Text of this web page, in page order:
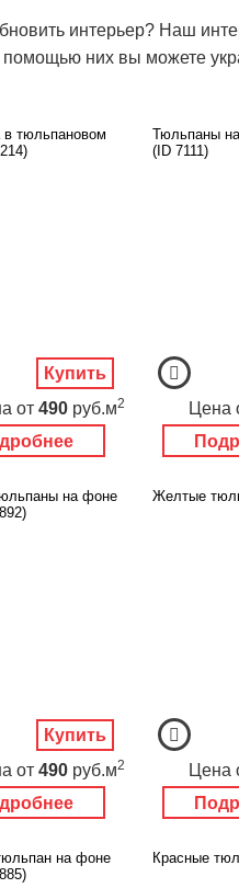
интерьер? Наш
них вы можете
в тюльпановом
от 490 руб.м2
Купить
Тюльпаны
(ID 7111)
Цена
на фоне
от 490 руб.м2
Купить
Желтые
Цена
на фоне
Красные